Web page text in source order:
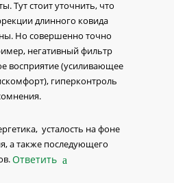
Тут стоит уточнить, что
длинного ковида
Но совершенно точно
негативный фильтр
восприятие (усиливающее
гиперконтроль
усталость на фоне
а также последующего
Ответить